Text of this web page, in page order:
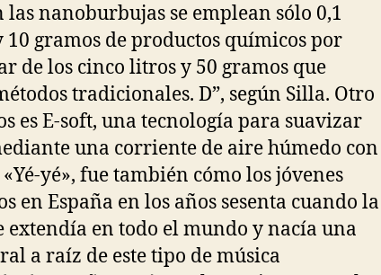
las nanoburbujas se emplean sólo 0,1
10 gramos de productos químicos por
de los cinco litros y 50 gramos que
tradicionales. D”, según Silla. Otro
es E-soft, una tecnología para suavizar
una corriente de aire húmedo con
yé», fue también cómo los jóvenes
en España en los años sesenta cuando la
extendía en todo el mundo y nacía una
a raíz de este tipo de música